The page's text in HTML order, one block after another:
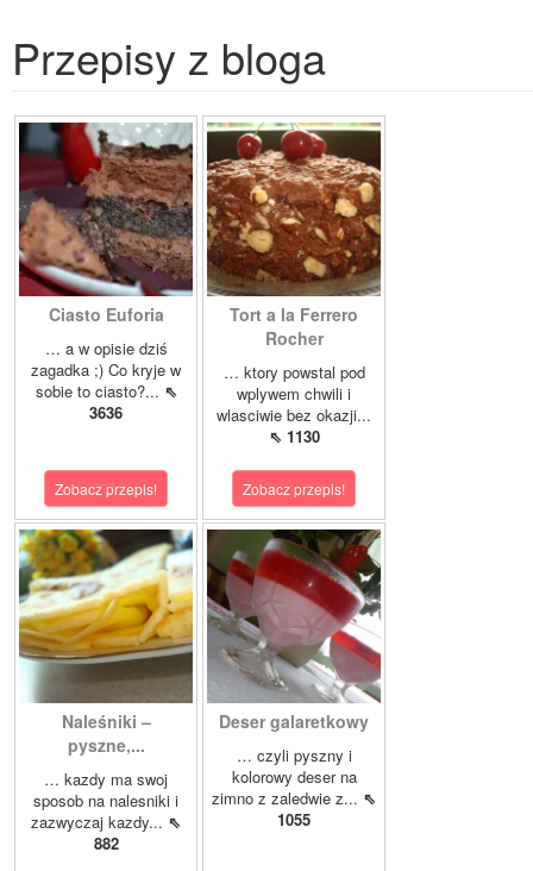
Przepisy z bloga
Ciasto Euforia
… a w opisie dziś
zagadka ;) Co kryje w
sobie to ciasto?... ⇖
3636
Zobacz przepis!
Tort a la Ferrero
Rocher
… ktory powstal pod
wplywem chwili i
wlasciwie bez okazji...
⇖ 1130
Zobacz przepis!
Naleśniki –
pyszne,...
… kazdy ma swoj
sposob na nalesniki i
zazwyczaj kazdy... ⇖
882
Deser galaretkowy
… czyli pyszny i
kolorowy deser na
zimno z zaledwie z... ⇖
1055